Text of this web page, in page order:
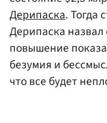
Дерипаска. Тогда
Дерипаска
повышение
безумия и
что все будет